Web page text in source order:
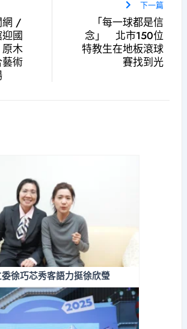
網 /
國
木
術
下一篇
「每一球都是信
念」 北市150位
特教生在地板滾球
賽找到光
徐巧芯秀客語力挺徐欣瑩